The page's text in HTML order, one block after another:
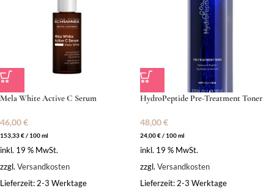
Mela White Active C Serum
46,00€
153,33€/ 100ml
inkl. 19 % MwSt.
zzgl. Versandkosten
Lieferzeit: 2-3 Werktage
HydroPeptide Pre-Treatment Toner
48,00€
24,00€/ 100ml
inkl. 19 % MwSt.
zzgl. Versandkosten
Lieferzeit: 2-3 Werktage